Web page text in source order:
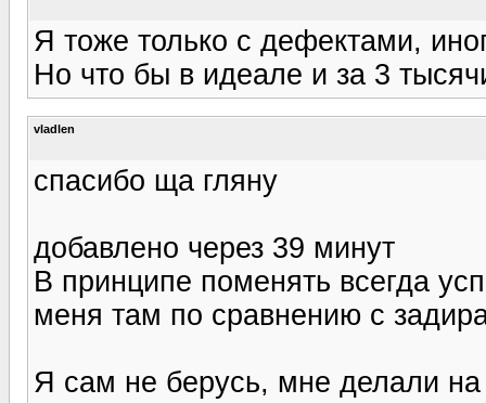
Я тоже только с дефектами,
Но что бы в идеале и за 3
vladlen
спасибо ща гляну
добавлено через 39 минут
В принципе поменять всегда
меня там по сравнению с
Я сам не берусь, мне делали